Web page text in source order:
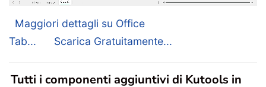
Maggiori dettagli su Office
Tab...
Scarica Gratuitamente...
Tutti i componenti aggiuntivi di Kutools in